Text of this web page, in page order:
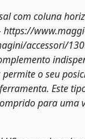
com coluna
https://
accessori/
o seu
Este
para uma